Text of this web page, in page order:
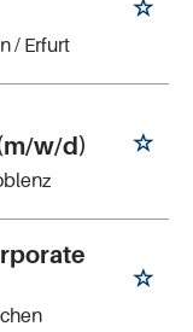
/ Erfurt
w/d)